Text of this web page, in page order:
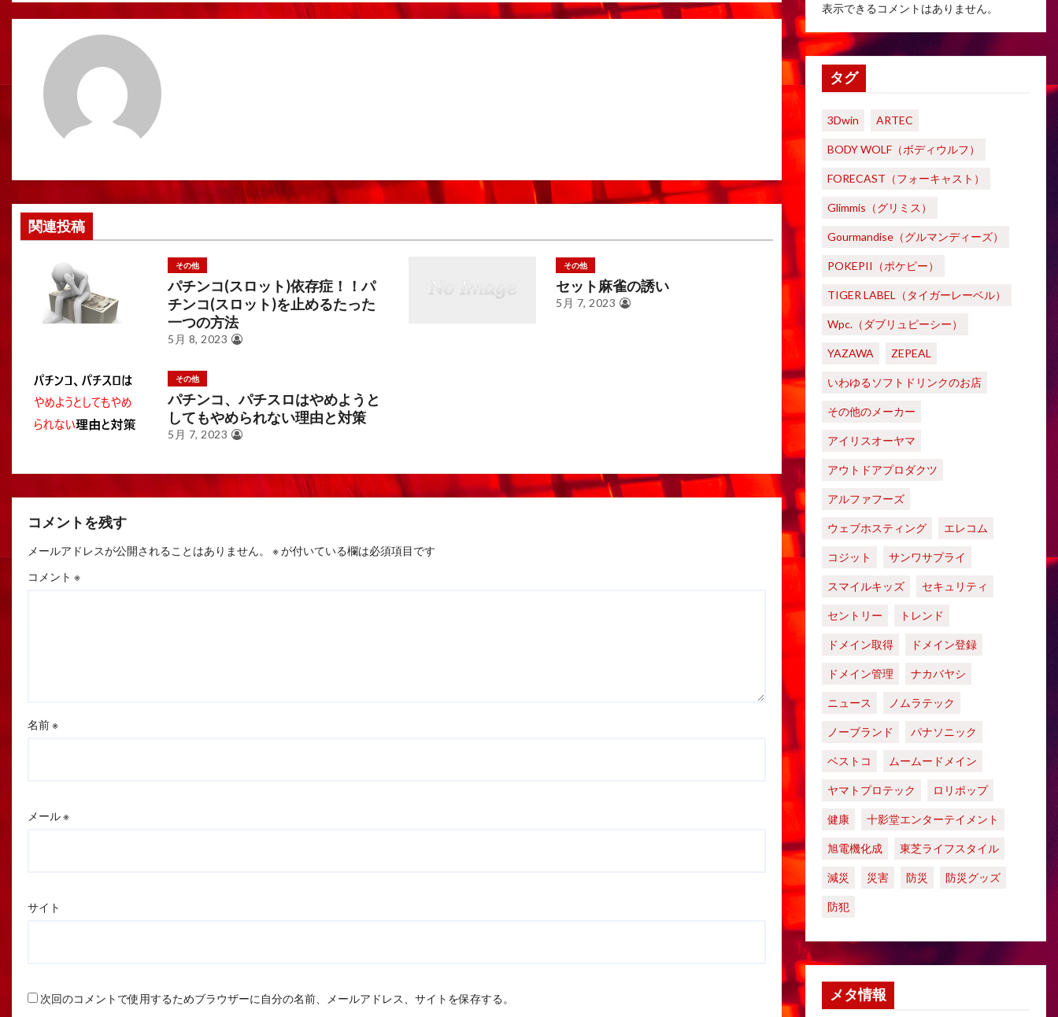
ン
関連投稿
その他
パチンコ(スロット)依存症！！パ
チンコ(スロット)を止めるたった
一つの方法
5月 8, 2023
その他
セット麻雀の誘い
5月 7, 2023
その他
パチンコ、パチスロはやめようと
してもやめられない理由と対策
5月 7, 2023
コメントを残す
メールアドレスが公開されることはありません。 ※が付いている欄は必須項目です
コメント ※
名前※
メール※
サイト
次回のコメントで使用するためブラウザーに自分の名前、メールアドレス、サイトを保存する。
表示できるコメントはありません。
タグ
3Dwin ARTEC
BODY WOLF（ボディウルフ）
FORECAST（フォーキャスト）
Glimmis（グリミス）
Gourmandise（グルマンディーズ）
POKEPII（ポケピー）
TIGER LABEL（タイガーレーベル）
Wpc.（ダブリュピーシー）
YAZAWA ZEPEAL
いわゆるソフトドリンクのお店
その他のメーカー
アイリスオーヤマ
アウトドアプロダクツ
アルファフーズ
ウェブホスティング エレコム
コジット サンワサプライ
スマイルキッズ セキュリティ
セントリー トレンド
ドメイン取得 ドメイン登録
ドメイン管理 ナカバヤシ
ニュース ノムラテック
ノーブランド パナソニック
ベストコ ムームードメイン
ヤマトプロテック ロリポップ
健康 十影堂エンターテイメント
旭電機化成 東芝ライフスタイル
減災 災害 防災 防災グッズ
防犯
メタ情報